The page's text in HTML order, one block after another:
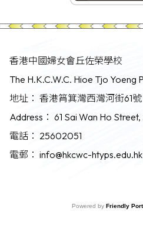
香港中國婦女會丘佐榮學校
The H.K.C.W.C. Hioe Tjo Yoeng
地址： 香港筲箕灣西灣河街61號
Address： 61 Sai Wan Ho
電話： 25602051
電郵： info@hkcwc-htyps.edu.hk
Powered by Friendly